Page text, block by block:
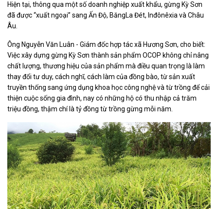
Hiện tại, thông qua một số doanh nghiệp xuất khẩu, gừng Kỳ Sơn
đã được “xuất ngoại” sang Ấn Độ, BăngLa Đét, Inđônêxia và Châu
Âu.
Ông Nguyễn Văn Luân - Giám đốc hợp tác xã Hương Sơn, cho biết:
Việc xây dựng gừng Kỳ Sơn thành sản phẩm OCOP không chỉ nâng
chất lượng, thương hiệu của sản phẩm mà điều quan trọng là làm
thay đổi tư duy, cách nghĩ, cách làm của đồng bào, từ sản xuất
truyền thống sang ứng dụng khoa học công nghệ và từ trồng để cải
thiện cuộc sống gia đình, nay có những hộ có thu nhập cả trăm
triệu đồng, thậm chí là tỷ đồng từ trồng gừng mỗi năm.